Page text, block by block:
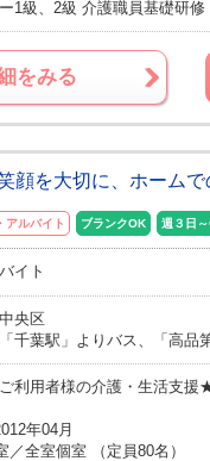
1級、2級 介護職員基礎研
をみる
顔を大切に、ホームで
アルバイト ブランクOK 週３日
イト
央区
「千葉駅」よりバス、「高
利用者様の介護・生活支援
年04月
全室個室 （定員80名）